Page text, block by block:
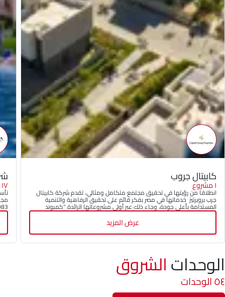
كابيتال جروب
١ مشروع
انطلاقا من رؤيتها في تحقيق مجتمع متكامل ومثالي، تقدم شركة كابيتال
جرب بروبرتيز خدماتها في مصر بفكر قائم على تحقيق الرفاهية والتنمية
المستدامة بأعلى جودة، وجاء ذلك عبر أولى مشروعاتها الرائدة "كمبوند
البروج".
عرض المزيد
١٧ مشاريع
الوحداتالشروق
٥٤ الوحدات